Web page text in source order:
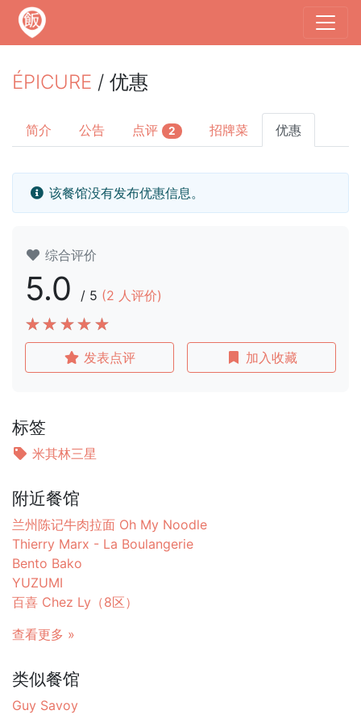
ÉPICURE / 优惠
简介 公告 点评 2 招牌菜 优惠
该餐馆没有发布优惠信息。
综合评价
5.0 / 5 (2 人评价)
发表点评 加入收藏
标签
米其林三星
附近餐馆
兰州陈记牛肉拉面 Oh My Noodle
Thierry Marx - La Boulangerie
Bento Bako
YUZUMI
百喜 Chez Ly（8区）
查看更多 »
类似餐馆
Guy Savoy